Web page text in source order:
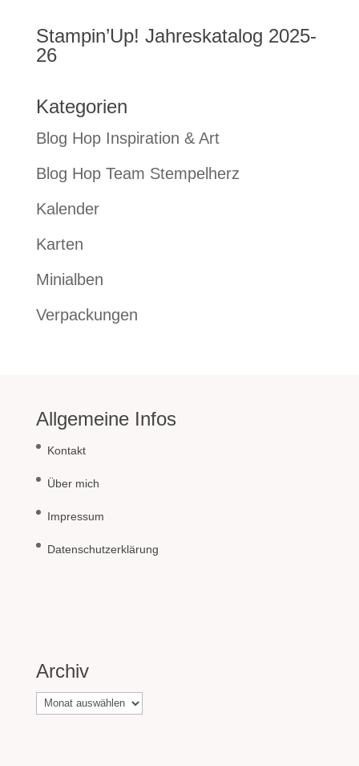
Stampin’Up! Jahreskatalog 2025-
26
Kategorien
Blog Hop Inspiration & Art
Blog Hop Team Stempelherz
Kalender
Karten
Minialben
Verpackungen
Allgemeine Infos
Kontakt
Über mich
Impressum
Datenschutzerklärung
Archiv
Archiv